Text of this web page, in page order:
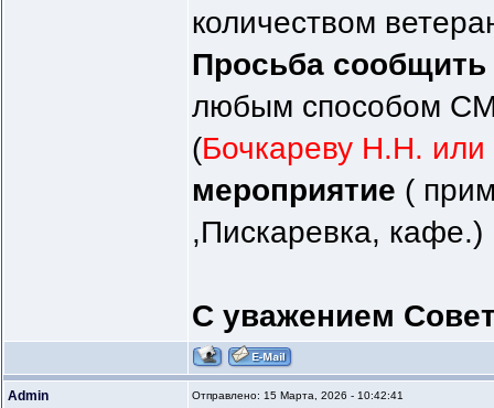
количеством
Просьба сообщить
любым способом
(Бочкареву Н.Н.
мероприятие (
,Пискаревка, кафе.)
С уважением
Admin Отправлено: 15 Марта, 2026 - 10:42:41